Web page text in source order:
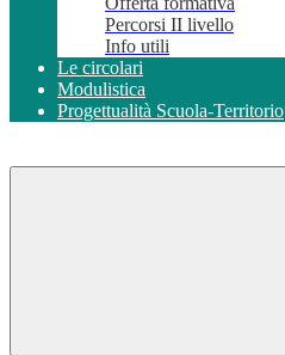
Percorsi II livello
Info utili
Le circolari
Modulistica
Progettualità Scuola-Territorio